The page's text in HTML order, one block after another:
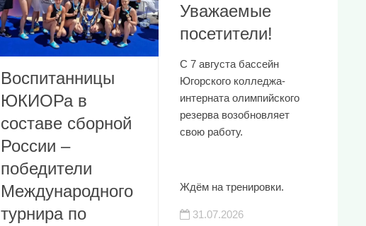
Воспитанницы
ЮКИОРа в
составе сборной
России –
победители
Международного
турнира по
Уважаемые
посетители!
С 7 августа бассейн
Югорского колледжа-
интерната олимпийского
резерва возобновляет
свою работу.
Ждём на тренировки.
31.07.2026